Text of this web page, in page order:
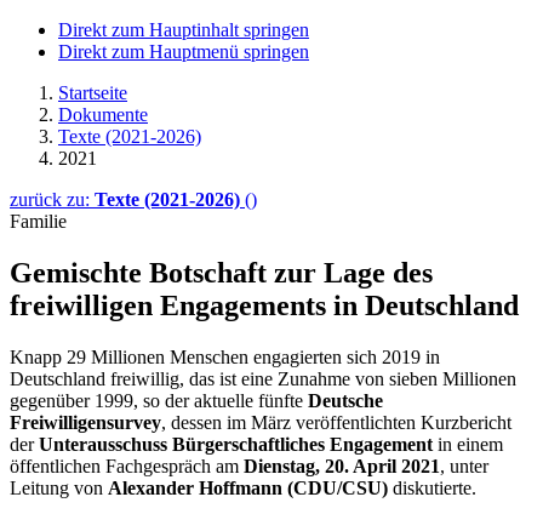
Direkt zum Hauptinhalt springen
Direkt zum Hauptmenü springen
Startseite
Dokumente
Texte (2021-2026)
2021
zurück zu: Texte (2021-2026) ()
Familie
Gemischte Botschaft zur Lage des
freiwilligen Enga­ge­ments in Deutschland
Knapp 29 Millionen Menschen engagierten sich 2019 in
Deutschland freiwillig, das ist eine Zunahme von sieben Millionen
gegenüber 1999, so der aktuelle fünfte Deutsche
Freiwilligensurvey, dessen im März veröffentlichten Kurzbericht
derUnterausschuss Bürgerschaftliches Engagement in einem
öffentlichen Fachgespräch am Dienstag, 20. April 2021, unter
Leitung von Alexander Hoffmann (CDU/CSU) diskutierte.